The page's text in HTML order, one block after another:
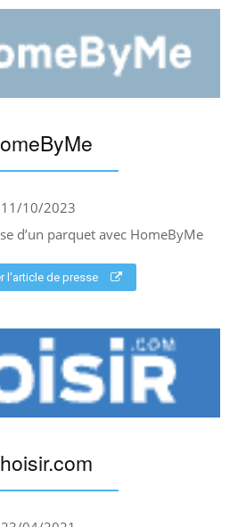
11/10/2023
d’un parquet avec HomeByMe
l'article de presse